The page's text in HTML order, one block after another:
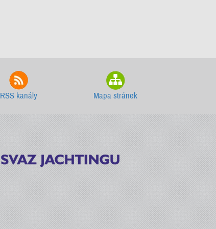
RSS kanály Mapa stránek